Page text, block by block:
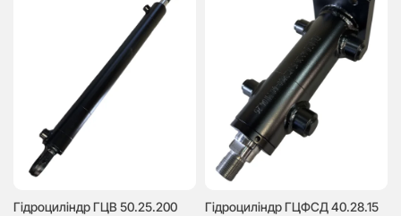
Гідроциліндр ГЦВ 50.25.200 Гідроциліндр ГЦФСД 40.28.15